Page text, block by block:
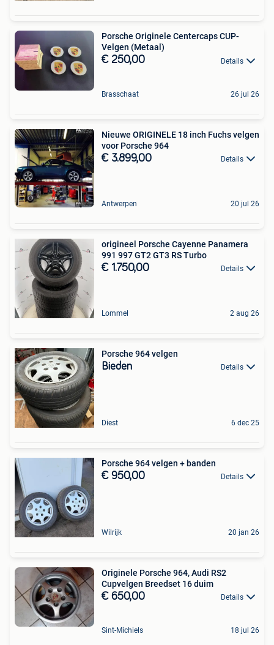
Porsche Originele Centercaps CUP-
Velgen (Metaal)
€ 250,00 Details
Brasschaat 26 jul 26
Nieuwe ORIGINELE 18 inch Fuchs velgen
voor Porsche 964
€ 3.899,00 Details
Antwerpen 20 jul 26
origineel Porsche Cayenne Panamera
991 997 GT2 GT3 RS Turbo
€ 1.750,00 Details
Lommel 2 aug 26
Porsche 964 velgen
Bieden Details
Diest 6 dec 25
Porsche 964 velgen + banden
€ 950,00 Details
Wilrijk 20 jan 26
Originele Porsche 964, Audi RS2
Cupvelgen Breedset 16 duim
€ 650,00 Details
Sint-Michiels 18 jul 26